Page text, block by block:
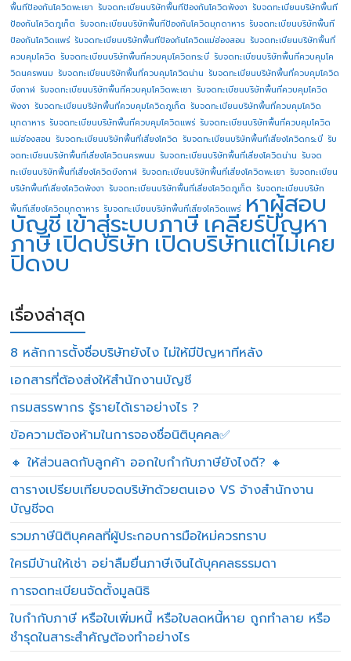
พื้นทีป้องกันโควิดพะเยา รับจดทะเบียนบริษัทพื้นทีป้องกันโควิดพังงา รับจดทะเบียนบริษัทพื้นที
ป้องกันโควิดภูเก็ต รับจดทะเบียนบริษัทพื้นทีป้องกันโควิดมุกดาหาร รับจดทะเบียนบริษัทพื้นที
ป้องกันโควิดแพร่ รับจดทะเบียนบริษัทพื้นทีป้องกันโควิดแม่ฮ่องสอน รับจดทะเบียนบริษัทพื้นที่
ควบคุมโควิด รับจดทะเบียนบริษัทพื้นที่ควบคุมโควิดกระบี่ รับจดทะเบียนบริษัทพื้นที่ควบคุมโค
วิดนครพนม รับจดทะเบียนบริษัทพื้นที่ควบคุมโควิดน่าน รับจดทะเบียนบริษัทพื้นที่ควบคุมโควิด
บึงกาฬ รับจดทะเบียนบริษัทพื้นที่ควบคุมโควิดพะเยา รับจดทะเบียนบริษัทพื้นที่ควบคุมโควิด
พังงา รับจดทะเบียนบริษัทพื้นที่ควบคุมโควิดภูเก็ต รับจดทะเบียนบริษัทพื้นที่ควบคุมโควิด
มุกดาหาร รับจดทะเบียนบริษัทพื้นที่ควบคุมโควิดแพร่ รับจดทะเบียนบริษัทพื้นที่ควบคุมโควิด
แม่ฮ่องสอน รับจดทะเบียนบริษัทพื้นที่เสี่ยงโควิด รับจดทะเบียนบริษัทพื้นที่เสี่ยงโควิดกระบี่ รับ
จดทะเบียนบริษัทพื้นที่เสี่ยงโควิดนครพนม รับจดทะเบียนบริษัทพื้นที่เสี่ยงโควิดน่าน รับจด
ทะเบียนบริษัทพื้นที่เสี่ยงโควิดบึงกาฬ รับจดทะเบียนบริษัทพื้นที่เสี่ยงโควิดพะเยา รับจดทะเบียน
บริษัทพื้นที่เสี่ยงโควิดพังงา รับจดทะเบียนบริษัทพื้นที่เสี่ยงโควิดภูเก็ต รับจดทะเบียนบริษัท
พื้นที่เสี่ยงโควิดมุกดาหาร รับจดทะเบียนบริษัทพื้นที่เสี่ยงโควิดแพร่ หาผู้สอบ
บัญชี เข้าสู่ระบบภาษี เคลียร์ปัญหา
ภาษี เปิดบริษัท เปิดบริษัทแต่ไม่เคย
ปิดงบ
เรื่องล่าสุด
8 หลักการตั้งชื่อบริษัทยังไง ไม่ให้มีปัญหาทีหลัง
เอกสารที่ต้องส่งให้สำนักงานบัญชี
กรมสรรพากร รู้รายได้เราอย่างไร ?
ข้อความต้องห้ามในการจองชื่อนิติบุคคล✅
🔸 ให้ส่วนลดกับลูกค้า ออกใบกำกับภาษียังไงดี? 🔸
ตารางเปรียบเทียบจดบริษัทด้วยตนเอง VS จ้างสำนักงาน
บัญชีจด
รวมภาษีนิติบุคคลที่ผู้ประกอบการมือใหม่ควรทราบ
ใครมีบ้านให้เช่า อย่าลืมยื่นภาษีเงินได้บุคคลธรรมดา
การจดทะเบียนจัดตั้งมูลนิธิ
ใบกำกับภาษี หรือใบเพิ่มหนี้ หรือใบลดหนี้หาย ถูกทำลาย หรือ
ชำรุดในสาระสำคัญต้องทำอย่างไร